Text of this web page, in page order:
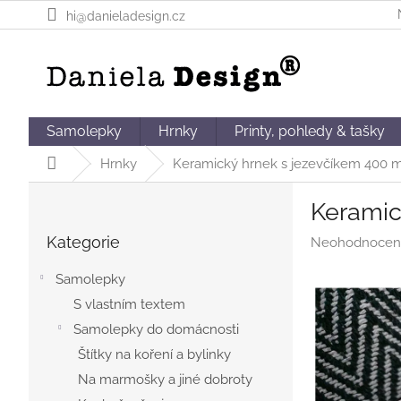
na
hi@danieladesign.cz
Samolepky Hrnky Printy, pohledy & tašky
DomůHrnky Keramický hrnek s jezevčíkem 400
kategorie
Kategorie
Samolepky
S vlastním textem
Samolepky do domácnosti
Štítky na koření a bylinky
Na marmošky a jiné dobroty
Průměrné
je
0,0
z
5
hvězdiček.